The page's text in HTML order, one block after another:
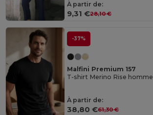
À partir de:
9,31 €28,10 €
-37%
Malfini Premium 157
T-shirt Merino Rise homme
À partir de:
38,80 €61,30 €